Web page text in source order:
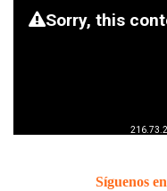
Síguenos en